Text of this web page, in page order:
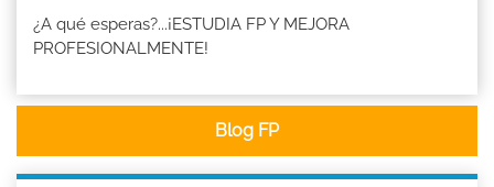
¿A qué esperas?...¡ESTUDIA FP Y MEJORA
PROFESIONALMENTE!
Blog FP